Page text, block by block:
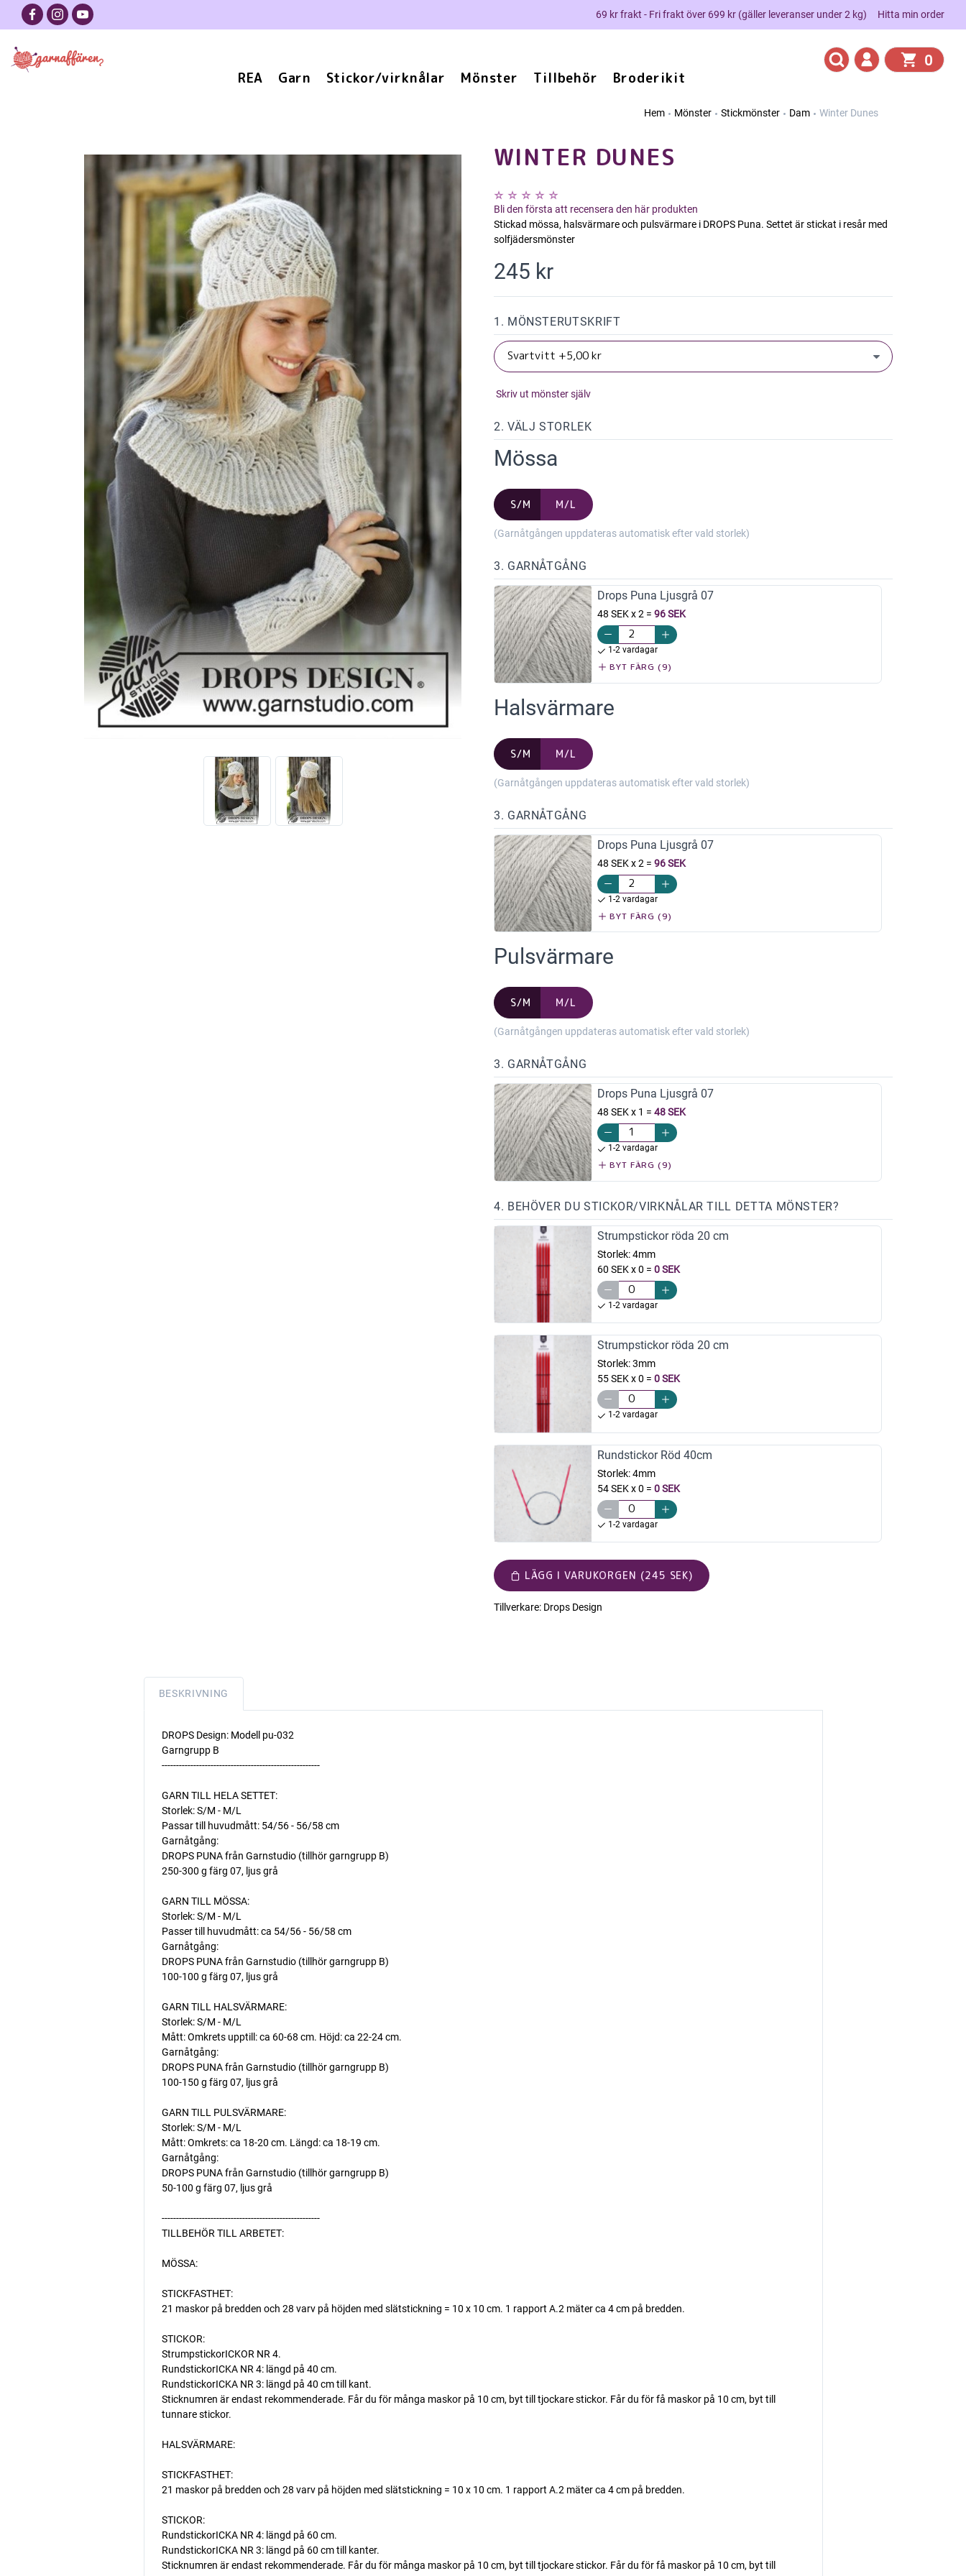
69 kr frakt - Fri frakt över 699 kr (gäller leveranser under 2 kg) Hitta min order
REA Garn Stickor/virknålar Mönster Tillbehör Broderikit
0
Hem Mönster Stickmönster Dam Winter Dunes
WINTER DUNES
Bli den första att recensera den här produkten
Stickad mössa, halsvärmare och pulsvärmare i DROPS Puna. Settet är stickat i resår med
solfjädersmönster
245 kr
1. MÖNSTERUTSKRIFT
Skriv ut mönster själv
2. VÄLJ STORLEK
Mössa
S/M M/L
(Garnåtgången uppdateras automatisk efter vald storlek)
3. GARNÅTGÅNG
Drops Puna Ljusgrå 07
48 SEK x 2 = 96 SEK
1-2 vardagar
BYT FÄRG (9)
Halsvärmare
S/M M/L
(Garnåtgången uppdateras automatisk efter vald storlek)
3. GARNÅTGÅNG
Drops Puna Ljusgrå 07
48 SEK x 2 = 96 SEK
1-2 vardagar
BYT FÄRG (9)
Pulsvärmare
S/M M/L
(Garnåtgången uppdateras automatisk efter vald storlek)
3. GARNÅTGÅNG
Drops Puna Ljusgrå 07
48 SEK x 1 = 48 SEK
1-2 vardagar
BYT FÄRG (9)
4. BEHÖVER DU STICKOR/VIRKNÅLAR TILL DETTA MÖNSTER?
Strumpstickor röda 20 cm
Storlek:4mm
60 SEK x 0 = 0 SEK
1-2 vardagar
Strumpstickor röda 20 cm
Storlek:3mm
55 SEK x 0 = 0 SEK
1-2 vardagar
Rundstickor Röd 40cm
Storlek:4mm
54 SEK x 0 = 0 SEK
1-2 vardagar
LÄGG I VARUKORGEN (245 SEK)
Tillverkare: Drops Design
BESKRIVNING
DROPS Design: Modell pu-032
Garngrupp B
-------------------------------------------------------
GARN TILL HELA SETTET:
Storlek: S/M - M/L
Passar till huvudmått: 54/56 - 56/58 cm
Garnåtgång:
DROPS PUNA från Garnstudio (tillhör garngrupp B)
250-300 g färg 07, ljus grå
GARN TILL MÖSSA:
Storlek: S/M - M/L
Passer till huvudmått: ca 54/56 - 56/58 cm
Garnåtgång:
DROPS PUNA från Garnstudio (tillhör garngrupp B)
100-100 g färg 07, ljus grå
GARN TILL HALSVÄRMARE:
Storlek: S/M - M/L
Mått: Omkrets upptill: ca 60-68 cm. Höjd: ca 22-24 cm.
Garnåtgång:
DROPS PUNA från Garnstudio (tillhör garngrupp B)
100-150 g färg 07, ljus grå
GARN TILL PULSVÄRMARE:
Storlek: S/M - M/L
Mått: Omkrets: ca 18-20 cm. Längd: ca 18-19 cm.
Garnåtgång:
DROPS PUNA från Garnstudio (tillhör garngrupp B)
50-100 g färg 07, ljus grå
-------------------------------------------------------
TILLBEHÖR TILL ARBETET:
MÖSSA:
STICKFASTHET:
21 maskor på bredden och 28 varv på höjden med slätstickning = 10 x 10 cm. 1 rapport A.2 mäter ca 4 cm på bredden.
STICKOR:
StrumpstickorICKOR NR 4.
RundstickorICKA NR 4: längd på 40 cm.
RundstickorICKA NR 3: längd på 40 cm till kant.
Sticknumren är endast rekommenderade. Får du för många maskor på 10 cm, byt till tjockare stickor. Får du för få maskor på 10 cm, byt till
tunnare stickor.
HALSVÄRMARE:
STICKFASTHET:
21 maskor på bredden och 28 varv på höjden med slätstickning = 10 x 10 cm. 1 rapport A.2 mäter ca 4 cm på bredden.
STICKOR:
RundstickorICKA NR 4: längd på 60 cm.
RundstickorICKA NR 3: längd på 60 cm till kanter.
Sticknumren är endast rekommenderade. Får du för många maskor på 10 cm, byt till tjockare stickor. Får du för få maskor på 10 cm, byt till